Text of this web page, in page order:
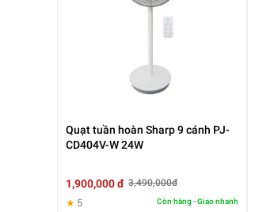
Quạt tuần hoàn Sharp 9 cánh PJ-
CD404V-W 24W
1,900,000 đ 3,490,000đ
★ 5 Còn hàng - Giao nhanh